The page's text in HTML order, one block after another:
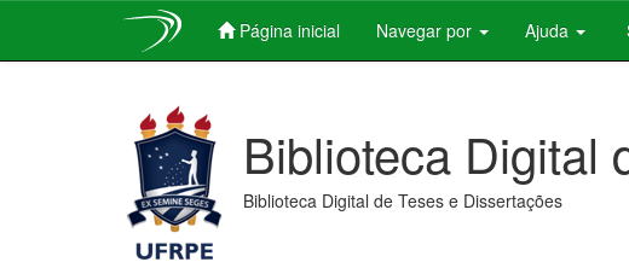
Página inicial Navegar por Ajuda
Biblioteca Digital
Biblioteca Digital de Teses e Dissertações